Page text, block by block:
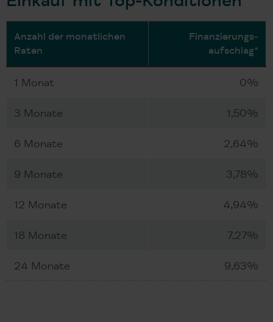
Anzahl der monatlichen
Raten
Finanzierungs­
aufschlag*
1 Monat 0%
3 Monate 1,50%
6 Monate 2,64%
9 Monate 3,78%
12 Monate 4,94%
18 Monate 7,27%
24 Monate 9,63%